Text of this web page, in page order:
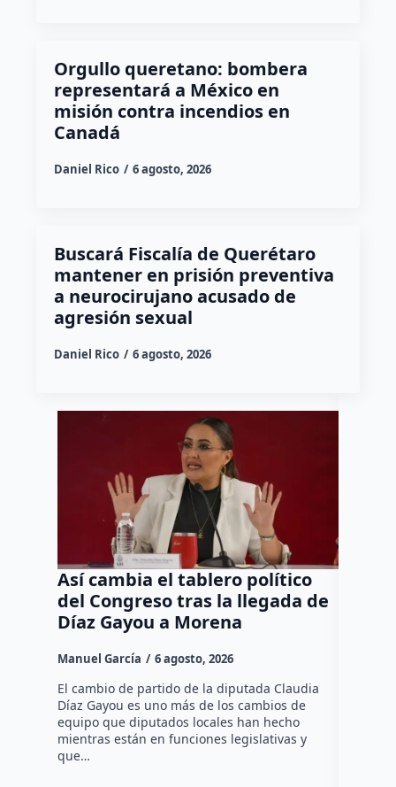
Orgullo queretano: bombera
representará a México en
misión contra incendios en
Canadá
Daniel Rico 6 agosto, 2026
Buscará Fiscalía de Querétaro
mantener en prisión preventiva
a neurocirujano acusado de
agresión sexual
Daniel Rico 6 agosto, 2026
Así cambia el tablero político
del Congreso tras la llegada de
Díaz Gayou a Morena
Manuel García 6 agosto, 2026
El cambio de partido de la diputada Claudia
Díaz Gayou es uno más de los cambios de
equipo que diputados locales han hecho
mientras están en funciones legislativas y
que…